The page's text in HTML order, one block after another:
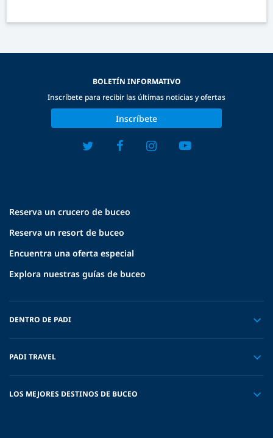
Reserva un crucero de buceo
Reserva un resort de buceo
Encuentra una oferta especial
Explora nuestras guías de buceo
DENTRO DE PADI
PADI TRAVEL
LOS MEJORES DESTINOS DE BUCEO
BOLETÍN INFORMATIVO
Inscríbete para recibir las últimas noticias y ofertas
Inscríbete